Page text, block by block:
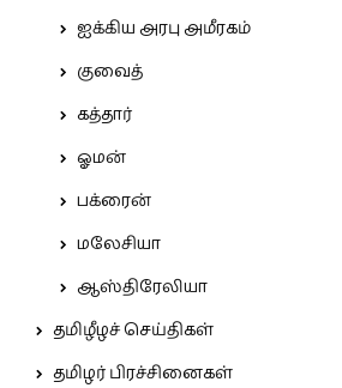
ஐக்கிய அரபு அமீரகம்
குவைத்
கத்தார்
ஓமன்
பக்ரைன்
மலேசியா
ஆஸ்திரேலியா
தமிழீழச் செய்திகள்
தமிழர் பிரச்சினைகள்